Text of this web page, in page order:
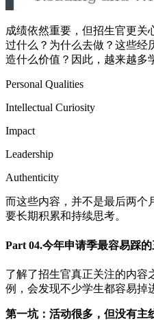
成绩依然重要，但招生官更关
过什么？为什么去做？这些经
造什么价值？因此，越来越多
Personal Qualities
Intellectual Curiosity
Impact
Leadership
Authenticity
而这些内容，并不是最后两个
要长期积累和持续思考。
Part 04.今年申请季最容易踩
了解了招生官真正关注的内容
例，会发现不少学生都容易掉
第一坑：活动很多，但没有主